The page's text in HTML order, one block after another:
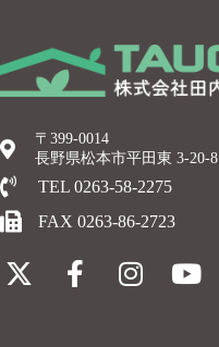
〒399-0014
長野県松本市平田東 3-20-8
TEL 0263-58-2275
FAX 0263-86-2723